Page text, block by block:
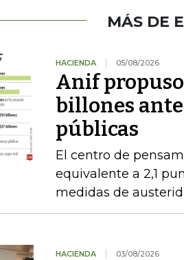
MÁS DE
HACIENDA 05/08/2026
Anif
billones
públicas
El centro de
equivalente a 2,1
medidas de
HACIENDA 03/08/2026